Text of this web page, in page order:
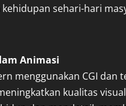
sehari-hari
Animasi
menggunakan CGI dan
kualitas